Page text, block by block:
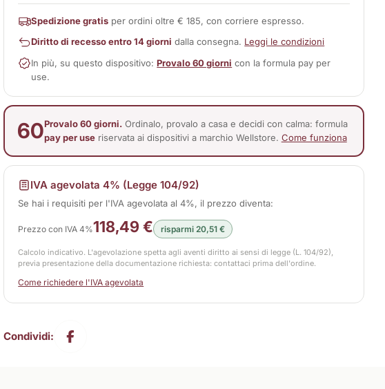
Spedizione gratis per ordini oltre € 185, con corriere espresso.
Diritto di recesso entro 14 giorni dalla consegna. Leggi le condizioni
In più, su questo dispositivo:Provalo 60 giorni con la formula pay per
use.
60Provalo 60 giorni.Ordinalo, provalo a casa e decidi con calma: formula
pay per useriservata ai dispositivi a marchio Wellstore. Come funziona
IVA agevolata 4% (Legge 104/92)
Se hai i requisiti per l'IVA agevolata al 4%, il prezzo diventa:
Prezzo con IVA 4%118,49 € risparmi 20,51 €
Calcolo indicativo. L'agevolazione spetta agli aventi diritto ai sensi di legge (L. 104/92),
previa presentazione della documentazione richiesta: contattaci prima dell'ordine.
Come richiedere l'IVA agevolata
Condividi: